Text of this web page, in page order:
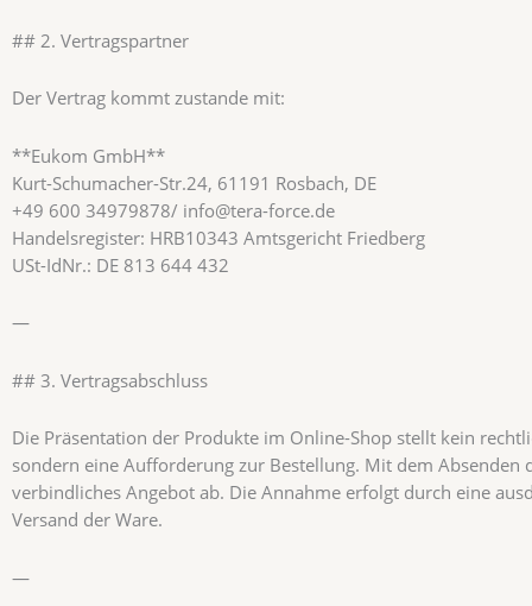
## 2. Vertragspartner
Der Vertrag kommt zustande mit:
**Eukom GmbH**
Kurt-Schumacher-Str.24, 61191 Rosbach, DE
+49 600 34979878/ info@tera-force.de
Handelsregister: HRB10343 Amtsgericht Friedberg
USt-IdNr.: DE 813 644 432
—
## 3. Vertragsabschluss
Die Präsentation der Produkte im Online-Shop stellt kein
sondern eine Aufforderung zur Bestellung. Mit dem Absenden
verbindliches Angebot ab. Die Annahme erfolgt durch eine
Versand der Ware.
—